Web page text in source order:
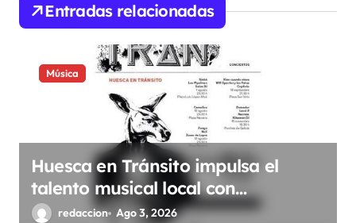
r
d
Entradas relacionadas
Música
Huesca en Tránsito impulsa el
talento musical local con
conciertos durante todo 2026
redaccion Ago 3, 2026